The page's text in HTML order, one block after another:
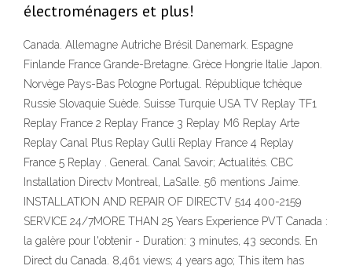
électroménagers et plus!
Canada. Allemagne Autriche Brésil Danemark. Espagne
Finlande France Grande-Bretagne. Grèce Hongrie Italie Japon.
Norvège Pays-Bas Pologne Portugal. République tchèque
Russie Slovaquie Suède. Suisse Turquie USA TV Replay TF1
Replay France 2 Replay France 3 Replay M6 Replay Arte
Replay Canal Plus Replay Gulli Replay France 4 Replay
France 5 Replay . General. Canal Savoir; Actualités. CBC
Installation Directv Montreal, LaSalle. 56 mentions J’aime.
INSTALLATION AND REPAIR OF DIRECTV 514 400-2159
SERVICE 24/7MORE THAN 25 Years Experience PVT Canada :
la galère pour l'obtenir - Duration: 3 minutes, 43 seconds. En
Direct du Canada. 8,461 views; 4 years ago; This item has